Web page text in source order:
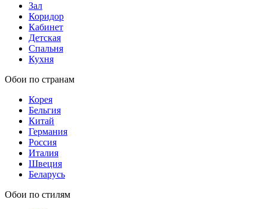
Зал
Коридор
Кабинет
Детская
Спальня
Кухня
Обои по странам
Корея
Бельгия
Китай
Германия
Россия
Италия
Швеция
Беларусь
Обои по стилям